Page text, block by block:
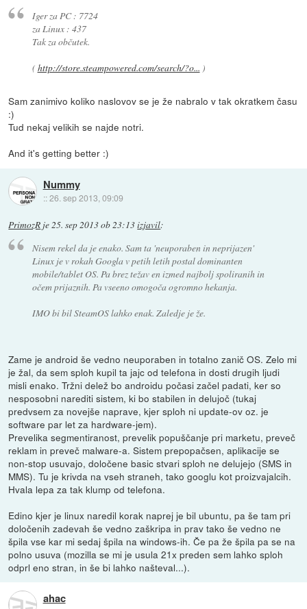
Iger za PC : 7724
za Linux : 437
Tak za občutek.
( http://store.steampowered.com/search/?o... )
Sam zanimivo koliko naslovov se je že nabralo v tak okratkem času
:)
Tud nekaj velikih se najde notri.
And it's getting better :)
Nummy
::26. sep 2013, 09:09
PrimozR je25. sep 2013 ob 23:13izjavil:
Nisem rekel da je enako. Sam ta 'neuporaben in neprijazen'
Linux je v rokah Googla v petih letih postal dominanten
mobile/tablet OS. Pa brez težav en izmed najbolj spoliranih in
očem prijaznih. Pa vseeno omogoča ogromno hekanja.
IMO bi bil SteamOS lahko enak. Zaledje je že.
Zame je android še vedno neuporaben in totalno zanič OS. Zelo mi
je žal, da sem sploh kupil ta jajc od telefona in dosti drugih ljudi
misli enako. Tržni delež bo androidu počasi začel padati, ker so
nesposobni narediti sistem, ki bo stabilen in delujoč (tukaj
predvsem za novejše naprave, kjer sploh ni update-ov oz. je
software par let za hardware-jem).
Prevelika segmentiranost, prevelik popuščanje pri marketu, preveč
reklam in preveč malware-a. Sistem prepopačsen, aplikacije se
non-stop usuvajo, določene basic stvari sploh ne delujejo (SMS in
MMS). Tu je krivda na vseh straneh, tako googlu kot proizvajalcih.
Hvala lepa za tak klump od telefona.
Edino kjer je linux naredil korak naprej je bil ubuntu, pa še tam pri
določenih zadevah še vedno zaškripa in prav tako še vedno ne
špila vse kar mi sedaj špila na windows-ih. Če pa že špila pa se na
polno usuva (mozilla se mi je usula 21x preden sem lahko sploh
odprl eno stran, in še bi lahko našteval...).
ahac